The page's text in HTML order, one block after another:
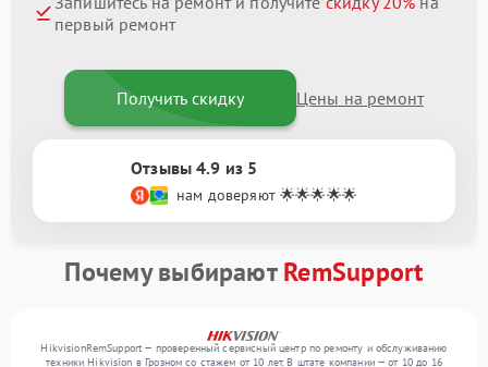
первый ремонт
Получить скидку Цены на ремонт
Отзывы 4.9 из 5
нам доверяют 🌟🌟🌟🌟🌟
Почему выбираютRemSupport
HikvisionRemSupport — проверенный сервисный центр по ремонту и обслуживанию
техники Hikvision в Грозном со стажем от 10 лет. В штате компании — от 10 до 16